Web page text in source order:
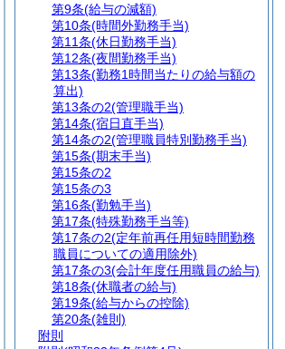
第9条(給与の減額)
第10条(時間外勤務手当)
第11条(休日勤務手当)
第12条(夜間勤務手当)
第13条(勤務1時間当たりの給与額の
算出)
第13条の2(管理職手当)
第14条(宿日直手当)
第14条の2(管理職員特別勤務手当)
第15条(期末手当)
第15条の2
第15条の3
第16条(勤勉手当)
第17条(特殊勤務手当等)
第17条の2(定年前再任用短時間勤務
職員についての適用除外)
第17条の3(会計年度任用職員の給与)
第18条(休職者の給与)
第19条(給与からの控除)
第20条(雑則)
附則